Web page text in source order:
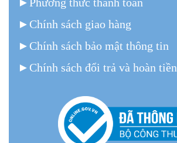
► Chính sách giao hàng
► Chính sách bảo mật thông tin
► Chính sách đổi trả và hoàn tiền